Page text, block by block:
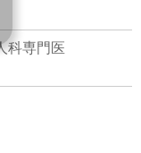
科専⾨医